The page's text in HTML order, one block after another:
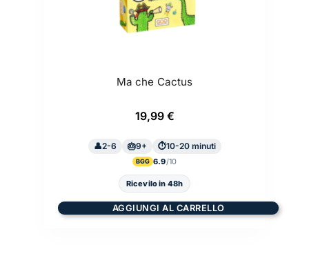
Ma che Cactus
19,99 €
2-6 9+ 10-20 minuti
BGG 6.9
Ricevilo in 48h
AGGIUNGI AL CARRELLO